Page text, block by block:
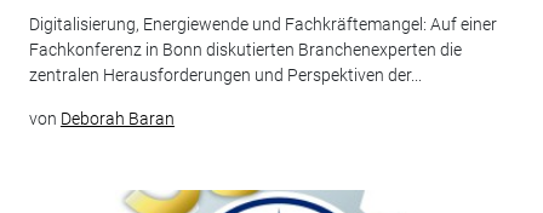
Digitalisierung, Energiewende und Fachkräftemangel: Auf einer
Fachkonferenz in Bonn diskutierten Branchenexperten die
zentralen Herausforderungen und Perspektiven der...
von Deborah Baran